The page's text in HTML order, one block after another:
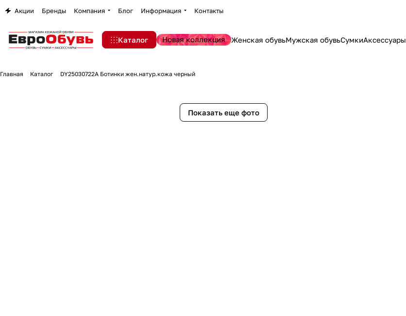
Акции Бренды Компания Блог Информация Контакты
Каталог Новая коллекция Женская обувьМужская обувьСумкиАксессуары
Главная Каталог DY25030722A Ботинки жен.натур.кожа черный
Показать еще фото